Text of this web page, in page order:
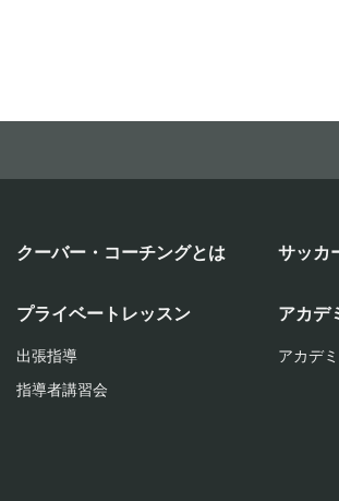
クーバー・コーチングとは サッカ
プライベートレッスン
出張指導
指導者講習会
アカデ
アカデ